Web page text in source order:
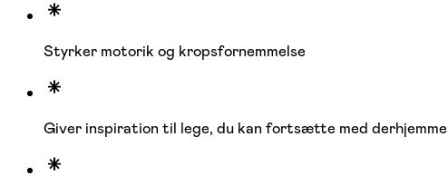
Styrker motorik og kropsfornemmelse
Giver inspiration til lege, du kan fortsætte med derhjemme